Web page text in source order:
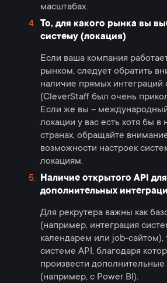
масштабах.
То, для какого рынка вы
систему (локация)
Если ваша компания
рынком, следует обратить
наличие прямых интеграций
(CleverStaff был очень
Если же вы –
локации у вас есть хотя бы в
странах, обращайте
возможности настроек
локациям.
Наличие открытого API для
дополнительных
Для рекрутера важны как
(например, интеграция
календарем или job-сайтом),
системе API, благодаря
произвести дополнительные
(например, с Power BI).